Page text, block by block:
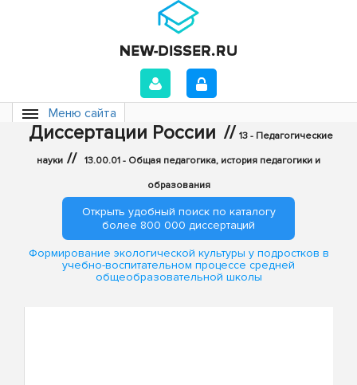
Меню сайта
Диссертации России // 13 - Педагогические
науки // 13.00.01 - Общая педагогика, история педагогики и
образования
Открыть удобный поиск по каталогу
более 800 000 диссертаций
Формирование экологической культуры у подростков в
учебно-воспитательном процессе средней
общеобразовательной школы